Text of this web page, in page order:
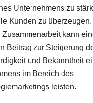
Unternehmens zu
Kunden zu
Zusammenarbeit kann
Beitrag zur Steigerung
und Bekanntheit
im Bereich des
leisten.